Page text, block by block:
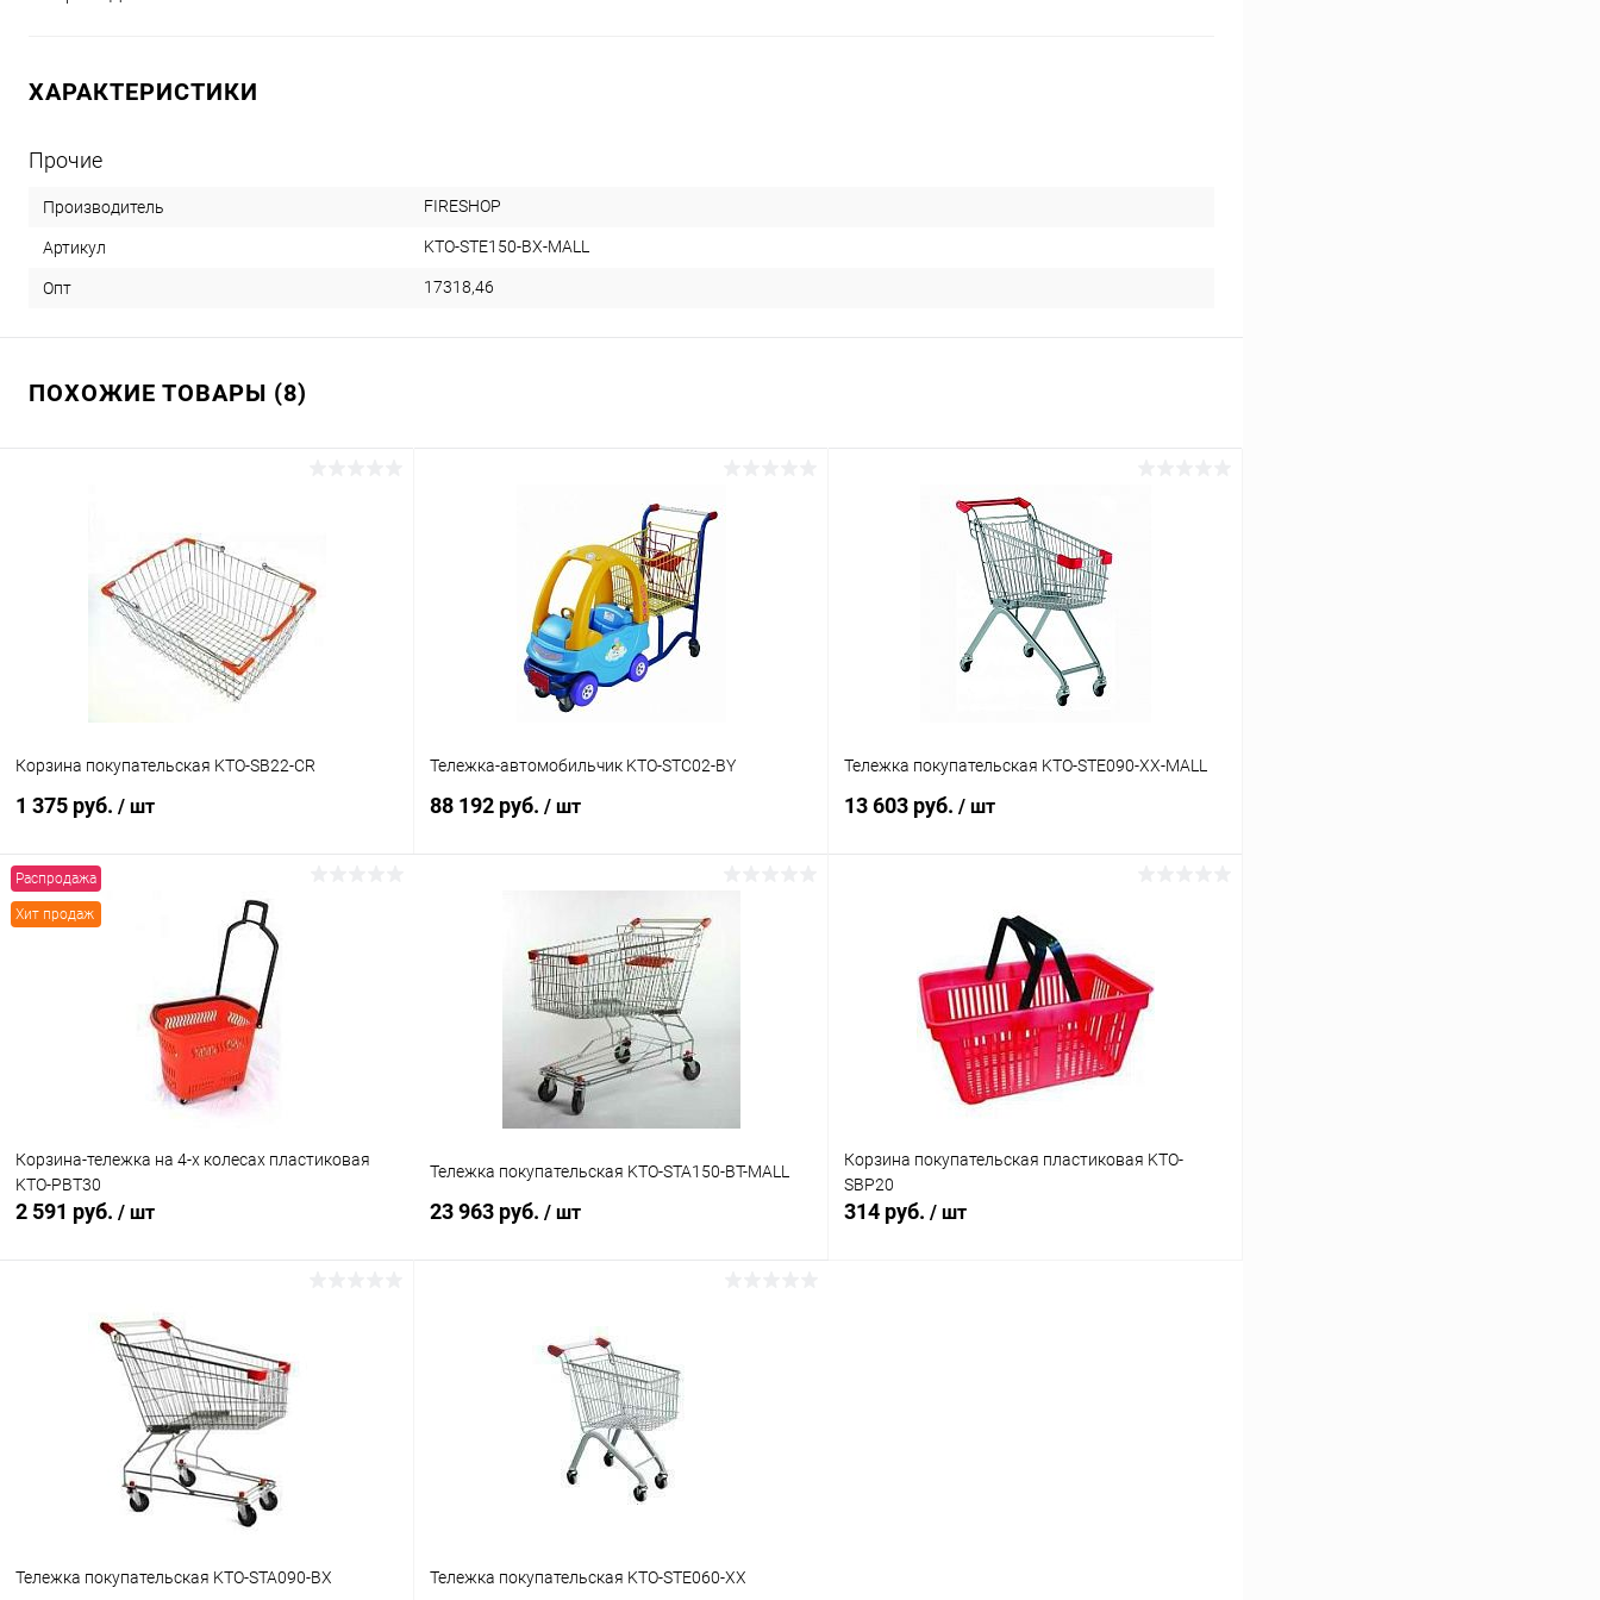
ХАРАКТЕРИСТИКИ
Прочие
Производитель FIRESHOP
Артикул KTO-STE150-BX-MALL
Опт 17318,46
ПОХОЖИЕ ТОВАРЫ (8)
Корзина покупательская KTO-SB22-CR
1 375 руб. / шт
В корзину
Сравнение
Под заказ
Тележка-автомобильчик KTO-STC02-BY
88 192 руб. / шт
Купить в 1 клик Сравнение
В избранное Под заказ
Тележка покупательская KTO-STE090-XX-MALL
13 603 руб. / шт
Купить в 1 клик Сравнение
В избранное Под заказ
Распродажа
Хит продаж
Корзина-тележка на 4-х колесах пластиковая
KTO-PBT30
2 591 руб. / шт
Купить в 1 клик Сравнение
В наличии
Тележка покупательская KTO-STA150-BT-MALL
23 963 руб. / шт
Купить в 1 клик Сравнение
Под заказ
Корзина покупательская пластиковая KTO-
SBP20
314 руб. / шт
Тележка покупательская KTO-STA090-BX Тележка покупательская KTO-STE060-XX